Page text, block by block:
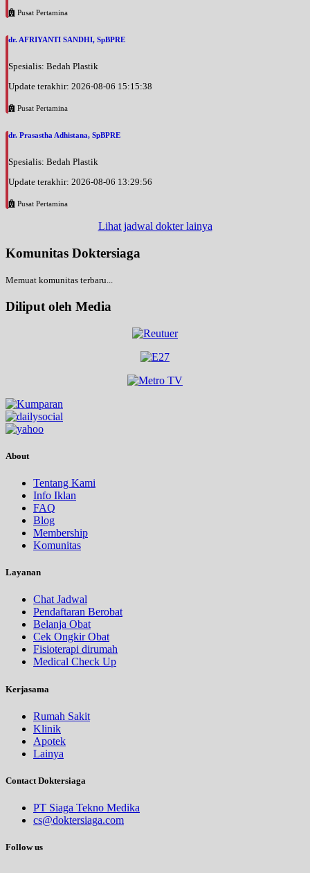
Pusat Pertamina
dr. AFRIYANTI SANDHI, SpBPRE
Spesialis: Bedah Plastik
Update terakhir: 2026-08-06 15:15:38
Pusat Pertamina
dr. Prasastha Adhistana, SpBPRE
Spesialis: Bedah Plastik
Update terakhir: 2026-08-06 13:29:56
Pusat Pertamina
Lihat jadwal dokter lainya
Komunitas Doktersiaga
Memuat komunitas terbaru...
Diliput oleh Media
About
Tentang Kami
Info Iklan
FAQ
Blog
Membership
Komunitas
Layanan
Chat Jadwal
Pendaftaran Berobat
Belanja Obat
Cek Ongkir Obat
Fisioterapi dirumah
Medical Check Up
Kerjasama
Rumah Sakit
Klinik
Apotek
Lainya
Contact Doktersiaga
PT Siaga Tekno Medika
cs@doktersiaga.com
Follow us